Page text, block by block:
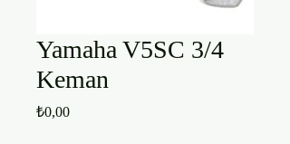
Yamaha V5SC 3/4
Keman
₺0,00Fiyat